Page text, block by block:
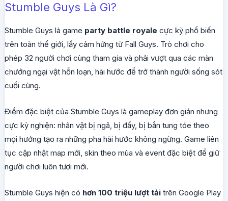
Stumble Guys Là Gì?
Stumble Guys là game party battle royale cực kỳ phổ biến
trên toàn thế giới, lấy cảm hứng từ Fall Guys. Trò chơi cho
phép 32 người chơi cùng tham gia và phải vượt qua các màn
chướng ngại vật hỗn loạn, hài hước để trở thành người sống sót
cuối cùng.
Điểm đặc biệt của Stumble Guys là gameplay đơn giản nhưng
cực kỳ nghiện: nhân vật bị ngã, bị đẩy, bị bắn tung tóe theo
mọi hướng tạo ra những pha hài hước không ngừng. Game liên
tục cập nhật map mới, skin theo mùa và event đặc biệt để giữ
người chơi luôn tươi mới.
Stumble Guys hiện có hơn 100 triệu lượt tảitrên Google Play